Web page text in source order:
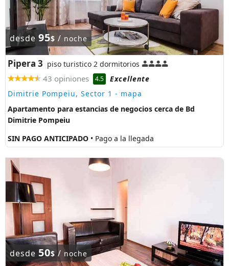
desde 95$ / noche
Pipera 3 piso turistico 2 dormitorios
43 opiniones 4.5
Excellente
Dimitrie Pompeiu, Sector 1 - mapa
Apartamento para estancias de negocios cerca de Bd
Dimitrie Pompeiu
SIN PAGO ANTICIPADO • Pago a la llegada
desde 50$/ noche